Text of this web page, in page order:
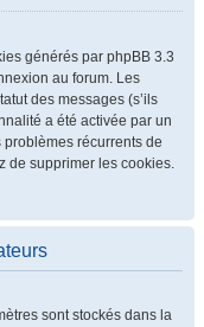
générés par phpBB 3.3
au forum. Les
des messages (s’ils
a été activée par un
récurrents de
de supprimer les cookies.
sont stockés dans la